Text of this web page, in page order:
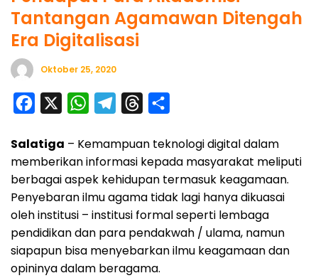
Tantangan Agamawan Ditengah
Era Digitalisasi
Oktober 25, 2020
c
e
b
o
o
k
W
a
t
s
A
p
p
l
e
g
r
a
m
r
e
a
d
s
a
r
e
Salatiga – Kemampuan teknologi digital dalam
memberikan informasi kepada masyarakat meliputi
berbagai aspek kehidupan termasuk keagamaan.
Penyebaran ilmu agama tidak lagi hanya dikuasai
oleh institusi – institusi formal seperti lembaga
pendidikan dan para pendakwah / ulama, namun
siapapun bisa menyebarkan ilmu keagamaan dan
opininya dalam beragama.